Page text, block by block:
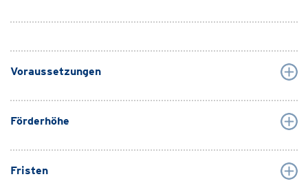
Voraussetzungen
Förderhöhe
Fristen